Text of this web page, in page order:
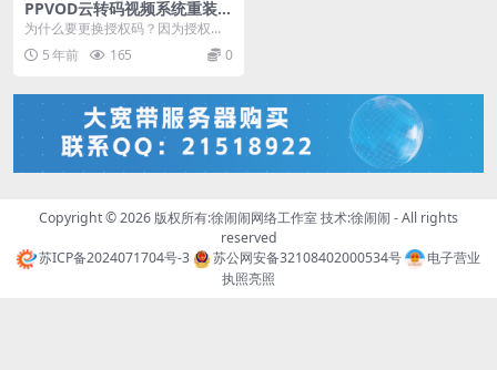
PPVOD云转码视频系统重装系
统或换服务器了如何自助更换
授权码？
为什么要更换授权码？因为授权码
是绑定系统的跟域名ip无关，更换
服务器或重装系统都...
5 年前 165 0
Copyright © 2026 版权所有:徐闹闹网络工作室 技术:徐闹闹 - All rights
reserved
苏ICP备2024071704号-3
苏公网安备32108402000534号
电子营业
执照亮照